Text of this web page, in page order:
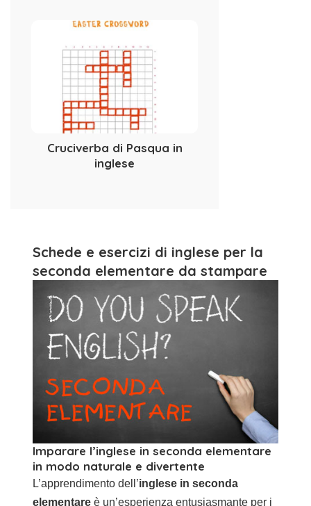
Cruciverba di Pasqua in
inglese
Schede e esercizi di inglese per la
seconda elementare da stampare
Imparare l’inglese in seconda elementare
in modo naturale e divertente
L’apprendimento dell’inglese in seconda
elementare è un’esperienza entusiasmante per i